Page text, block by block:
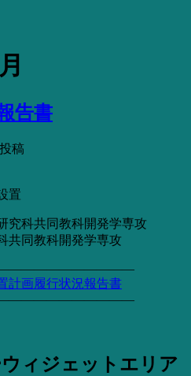
告書
稿
置
究科共同教科開発学専攻
共同教科開発学専攻
計画履行状況報告書
ィジェットエリア